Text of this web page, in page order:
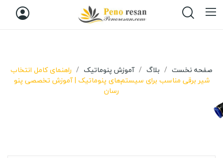
صفحه نخست بلاگ آموزش پنوماتیک
راهنمای کامل انتخاب
شیر برقی مناسب برای سیستم‌های پنوماتیک | آموزش تخصصی پنو
رسان